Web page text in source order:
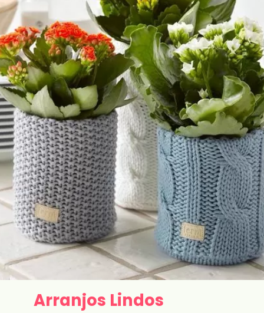
Arranjos Lindos